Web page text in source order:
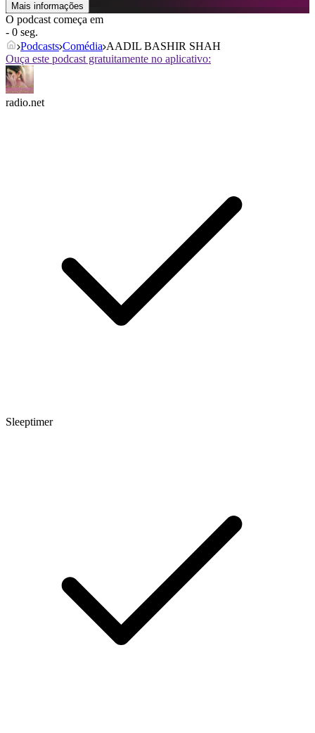
Mais informações
O podcast começa em
- 0 seg.
Podcasts Comédia AADIL BASHIR SHAH
Ouça este podcast gratuitamente no aplicativo:
radio.net
Sleeptimer